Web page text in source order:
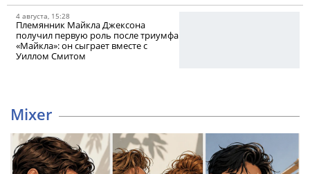
4 августа, 15:28
Племянник Майкла Джексона
получил первую роль после триумфа
«Майкла»: он сыграет вместе с
Уиллом Смитом
Mixer